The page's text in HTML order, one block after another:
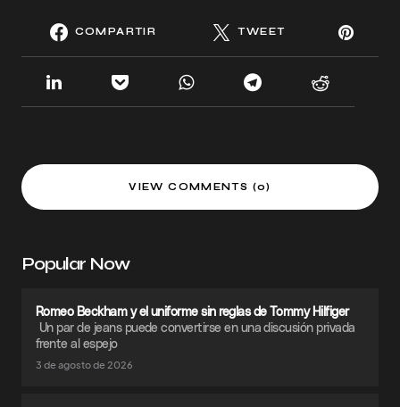
COMPARTIR TWEET
VIEW COMMENTS (0)
Popular Now
Romeo Beckham y el uniforme sin reglas de Tommy Hilfiger
Un par de jeans puede convertirse en una discusión privada
frente al espejo
3 de agosto de 2026